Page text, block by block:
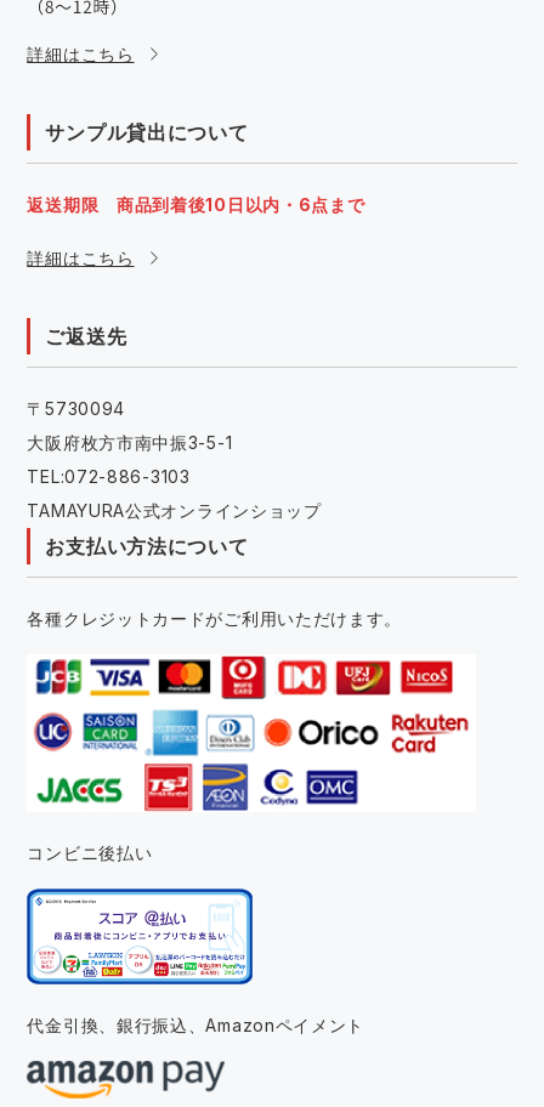
詳細はこちら
サンプル貸出について
返送期限 商品到着後10日以内・6点まで
詳細はこちら
ご返送先
〒5730094
大阪府枚方市南中振3-5-1
TEL:072-886-3103
TAMAYURA公式オンラインショップ
お支払い方法について
各種クレジットカードがご利用いただけます。
コンビニ後払い
代金引換、銀行振込、Amazonペイメント